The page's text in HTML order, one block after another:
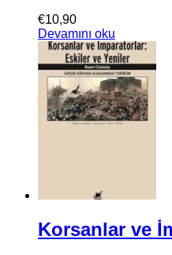
€10,90
Devamını oku
Korsanlar ve